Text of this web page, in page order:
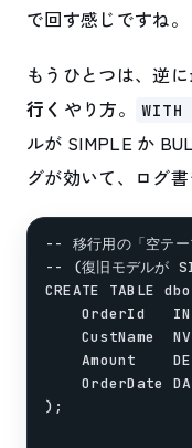
で回す感じですね。
もうひとつは、逆に
行く やり方。 WITH
ルが SIMPLE か
グが効いて、ログ
-- 移行用の「空テー
-- (復旧モデルが
CREATE TABLE
OrderId
CustName
Amount
OrderDate
);